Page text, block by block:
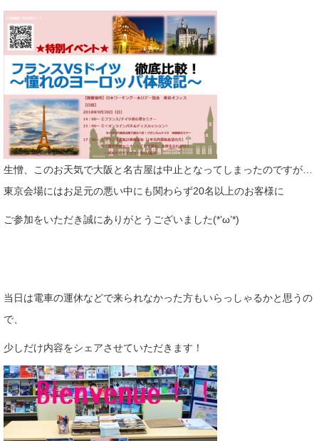
生憎、このお天気で大阪と名古屋は中止となってしまったのですが…
東京会場にはお足元の悪い中にも関わらず20名以上のお客様に
ご参加をいただき誠にありがとうございました(*’ω’*)
当日は電車の運休などで来られなかった方もいらっしゃるかと思うの
で、
少しだけ内容をシェアさせていただきます！